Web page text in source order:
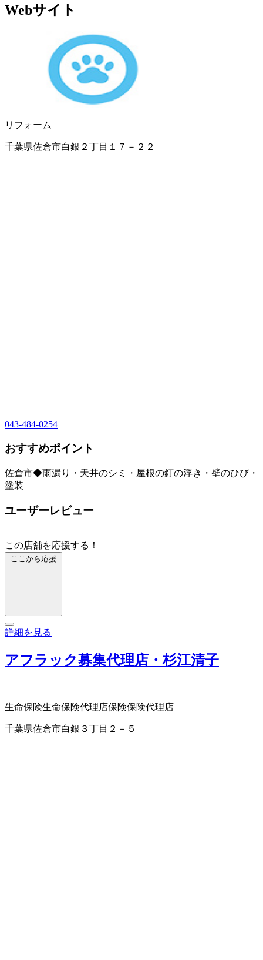
Webサイト
リフォーム
千葉県佐倉市白銀２丁目１７－２２
043-484-0254
おすすめポイント
佐倉市◆雨漏り・天井のシミ・屋根の釘の浮き・壁のひび・
塗装
ユーザーレビュー
この店舗を応援する！
ここから応援
詳細を見る
アフラック募集代理店・杉江清子
生命保険生命保険代理店保険保険代理店
千葉県佐倉市白銀３丁目２－５